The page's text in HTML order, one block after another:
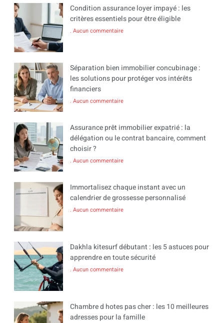
Condition assurance loyer impayé : les
critères essentiels pour être éligible
Aucun commentaire
Séparation bien immobilier concubinage :
les solutions pour protéger vos intérêts
financiers
Aucun commentaire
Assurance prêt immobilier expatrié : la
délégation ou le contrat bancaire, comment
choisir ?
Aucun commentaire
Immortalisez chaque instant avec un
calendrier de grossesse personnalisé
Aucun commentaire
Dakhla kitesurf débutant : les 5 astuces pour
apprendre en toute sécurité
Aucun commentaire
Chambre d hotes pas cher : les 10 meilleures
adresses pour la famille